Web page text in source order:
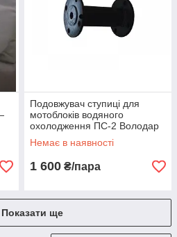
Подовжувач ступиці для
мотоблоків водяного
охолодження ПС-2 Володар
Немає в наявності
1 600 ₴/пара
Показати ще